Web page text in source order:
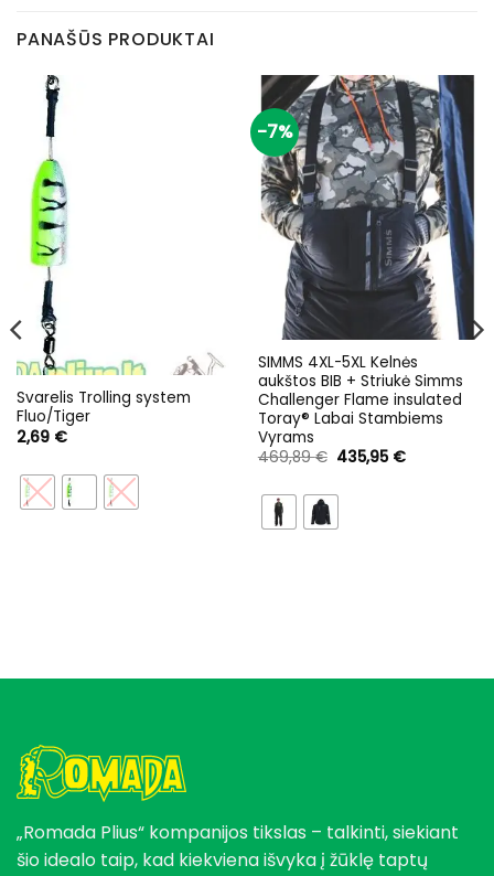
PANAŠŪS PRODUKTAI
Svarelis Trolling system
Fluo/Tiger
2,69 €
-7%
SIMMS 4XL-5XL Kelnės
aukštos BIB + Striukė Simms
Challenger Flame insulated
Toray® Labai Stambiems
Vyrams
469,89€ Original
price
469,89 €.
435,95 €Current
„Romada Plius“ kompanijos tikslas – talkinti, siekiant
šio idealo taip, kad kiekviena išvyka į žūklę taptų